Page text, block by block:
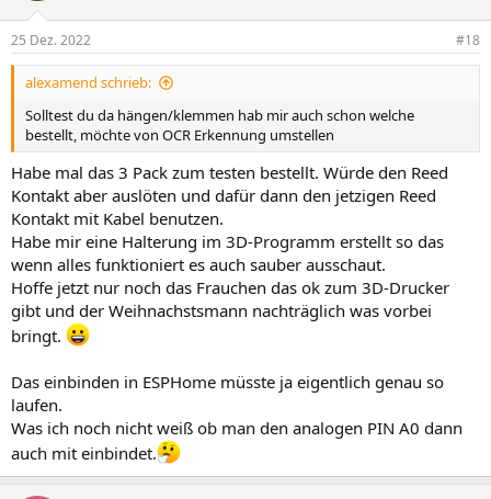
25 Dez. 2022 #18
alexamend schrieb:
Solltest du da hängen/klemmen hab mir auch schon welche
bestellt, möchte von OCR Erkennung umstellen
Habe mal das 3 Pack zum testen bestellt. Würde den Reed
Kontakt aber auslöten und dafür dann den jetzigen Reed
Kontakt mit Kabel benutzen.
Habe mir eine Halterung im 3D-Programm erstellt so das
wenn alles funktioniert es auch sauber ausschaut.
Hoffe jetzt nur noch das Frauchen das ok zum 3D-Drucker
gibt und der Weihnachstsmann nachträglich was vorbei
bringt.
Das einbinden in ESPHome müsste ja eigentlich genau so
laufen.
Was ich noch nicht weiß ob man den analogen PIN A0 dann
auch mit einbindet.